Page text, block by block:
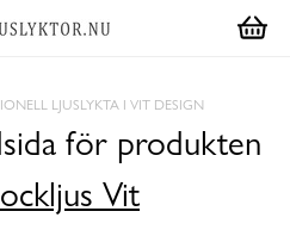
LJUSLYKTA I VIT DESIGN
för produkten
Vit